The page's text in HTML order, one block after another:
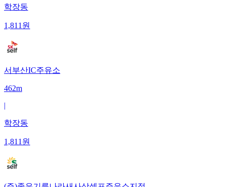
학장동
1,811원
서부산IC주유소
462m
|
학장동
1,811원